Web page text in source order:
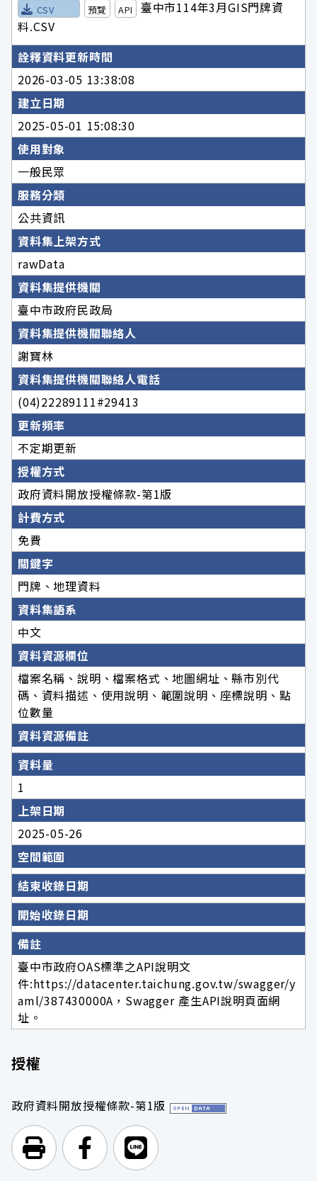
CSV 預覽 API
臺中市114年3月GIS門牌資
料.CSV
詮釋資料更新時間
2026-03-05 13:38:08
建立日期
2025-05-01 15:08:30
使用對象
一般民眾
服務分類
公共資訊
資料集上架方式
rawData
資料集提供機關
臺中市政府民政局
資料集提供機關聯絡人
謝寶林
資料集提供機關聯絡人電話
(04)22289111#29413
更新頻率
不定期更新
授權方式
政府資料開放授權條款-第1版
計費方式
免費
關鍵字
門牌、地理資料
資料集語系
中文
資料資源欄位
檔案名稱、說明、檔案格式、地圖網址、縣市別代
碼、資料描述、使用說明、範圍說明、座標說明、點
位數量
資料資源備註
資料量
1
上架日期
2025-05-26
空間範圍
結束收錄日期
開始收錄日期
備註
臺中市政府OAS標準之API說明文
件:https://datacenter.taichung.gov.tw/swagger/y
aml/387430000A，Swagger 產生API說明頁面網
址。
授權
政府資料開放授權條款-第1版
列印頁面前往Facebook
前往Line